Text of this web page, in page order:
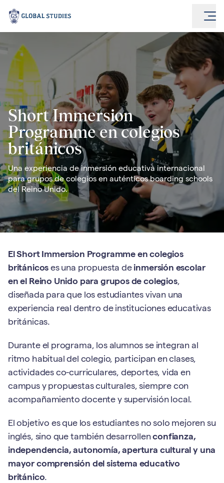
Short Immersion
Programme en colegios
británicos
Una experiencia de inmersión educativa internacional
para grupos de colegios en auténticos boarding schools
del Reino Unido.
El Short Immersion Programme en colegios
británicos es una propuesta de inmersión escolar
en el Reino Unido para grupos de colegios,
diseñada para que los estudiantes vivan una
experiencia real dentro de instituciones educativas
británicas.
Durante el programa, los alumnos se integran al
ritmo habitual del colegio, participan en clases,
actividades co-curriculares, deportes, vida en
campus y propuestas culturales, siempre con
acompañamiento docente y supervisión local.
El objetivo es que los estudiantes no solo mejoren su
inglés, sino que también desarrollenconfianza,
independencia, autonomía, apertura cultural y una
mayor comprensión del sistema educativo
británico.